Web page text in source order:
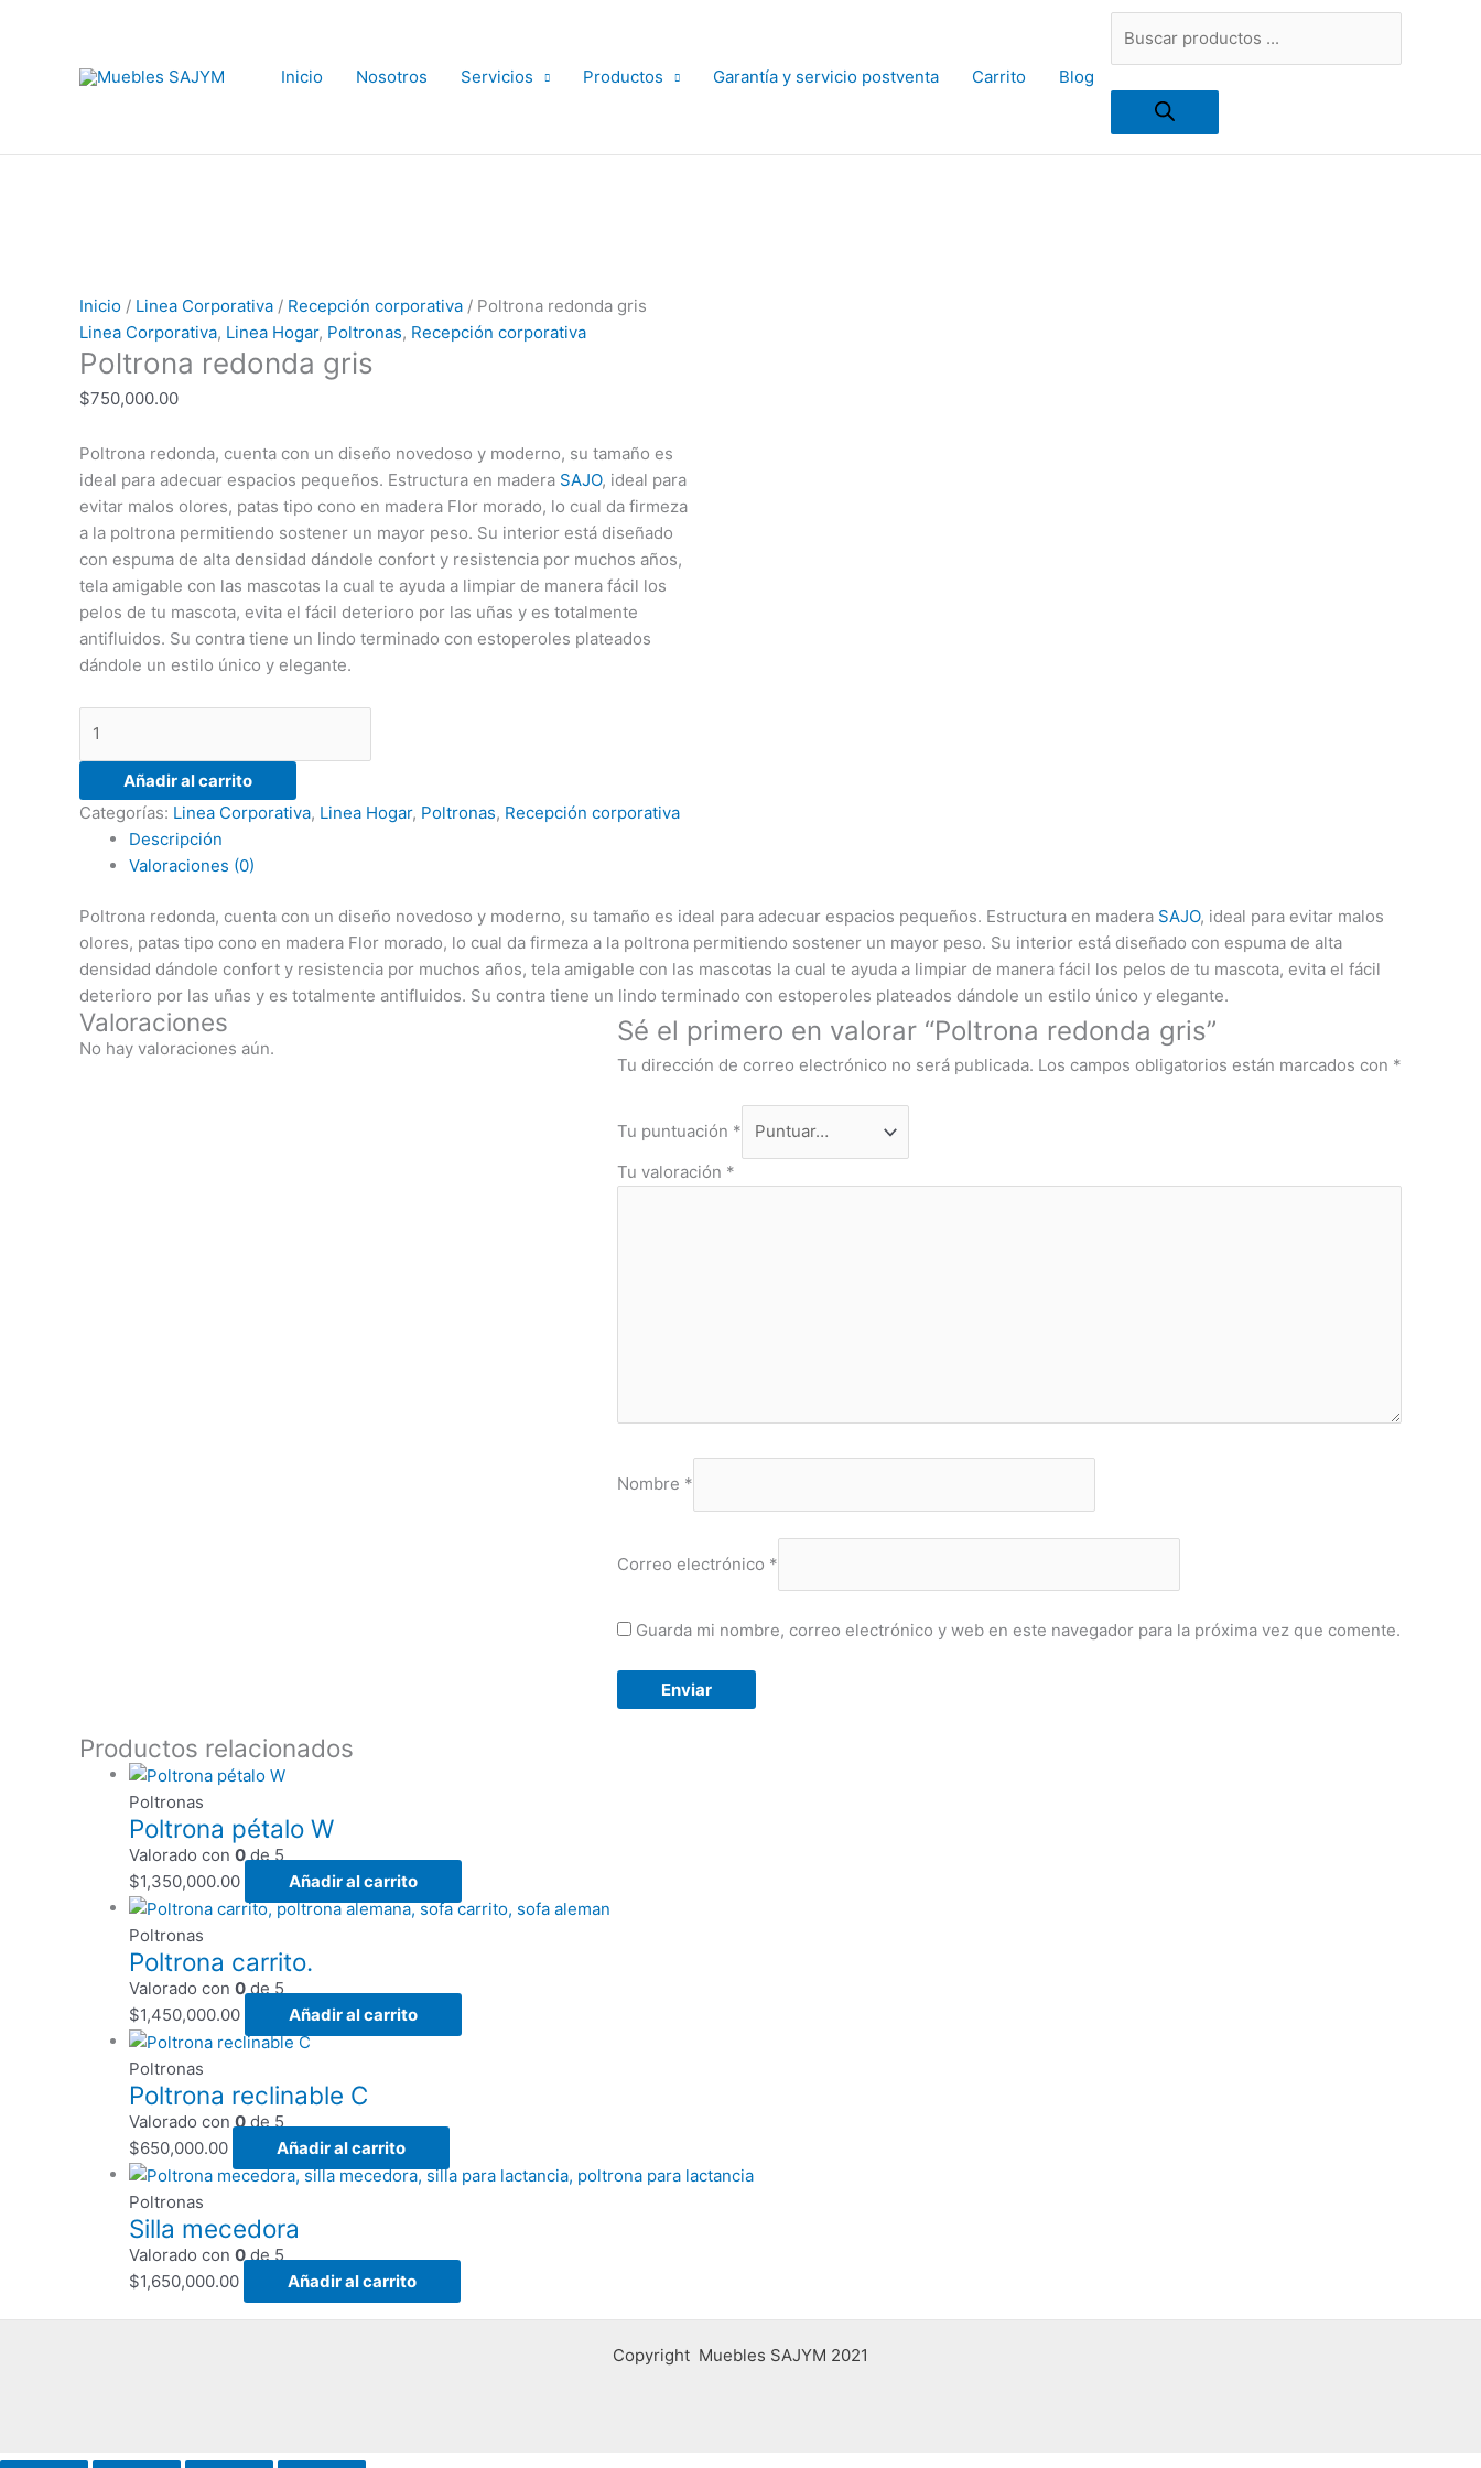
Inicio Nosotros Servicios Productos Garantía y servicio postventa Carrito Blog
Búsqueda
Inicio / Linea Corporativa / Recepción corporativa / Poltrona redonda gris
Linea Corporativa, Linea Hogar, Poltronas, Recepción corporativa
Poltrona redonda gris
$750,000.00
Poltrona redonda, cuenta con un diseño novedoso y moderno, su tamaño es
ideal para adecuar espacios pequeños. Estructura en madera SAJO, ideal para
evitar malos olores, patas tipo cono en madera Flor morado, lo cual da firmeza
a la poltrona permitiendo sostener un mayor peso. Su interior está diseñado
con espuma de alta densidad dándole confort y resistencia por muchos años,
tela amigable con las mascotas la cual te ayuda a limpiar de manera fácil los
pelos de tu mascota, evita el fácil deterioro por las uñas y es totalmente
antifluidos. Su contra tiene un lindo terminado con estoperoles plateados
dándole un estilo único y elegante.
Añadir al carrito
Categorías: Linea Corporativa, Linea Hogar, Poltronas, Recepción corporativa
Descripción
Valoraciones (0)
Poltrona redonda, cuenta con un diseño novedoso y moderno, su tamaño es ideal para adecuar espacios pequeños. Estructura en madera SAJO, ideal para evitar malos
olores, patas tipo cono en madera Flor morado, lo cual da firmeza a la poltrona permitiendo sostener un mayor peso. Su interior está diseñado con espuma de alta
densidad dándole confort y resistencia por muchos años, tela amigable con las mascotas la cual te ayuda a limpiar de manera fácil los pelos de tu mascota, evita el fácil
deterioro por las uñas y es totalmente antifluidos. Su contra tiene un lindo terminado con estoperoles plateados dándole un estilo único y elegante.
Valoraciones
No hay valoraciones aún.
Sé el primero en valorar “Poltrona redonda gris”
Tu dirección de correo electrónico no será publicada. Los campos obligatorios están marcados con *
Tu puntuación *
Tu valoración *
Nombre *
Correo electrónico *
Guarda mi nombre, correo electrónico y web en este navegador para la próxima vez que comente.
Productos relacionados
Poltronas
Poltrona pétalo W
Valorado con 0de 5
$1,350,000.00 Añadir al carrito
Poltronas
Poltrona carrito.
Valorado con 0de 5
$1,450,000.00 Añadir al carrito
Poltronas
Poltrona reclinable C
Valorado con0de 5
$650,000.00 Añadir al carrito
Poltronas
Silla mecedora
Valorado con 0de 5
$1,650,000.00 Añadir al carrito
Copyright Muebles SAJYM 2021